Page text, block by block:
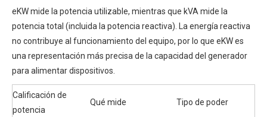
eKW mide la potencia utilizable, mientras que kVA mide la
potencia total (incluida la potencia reactiva). La energía reactiva
no contribuye al funcionamiento del equipo, por lo que eKW es
una representación más precisa de la capacidad del generador
para alimentar dispositivos.
Calificación de
potencia
Qué mide Tipo de poder